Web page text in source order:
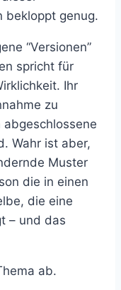
bekloppt genug.
“Versionen”
spricht für
Ihr
zu
abgeschlossene
Wahr ist aber,
Muster
die in einen
die eine
– und das
ab.